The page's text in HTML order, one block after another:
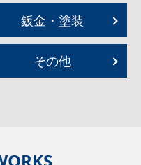
鈑金・塗装
その他